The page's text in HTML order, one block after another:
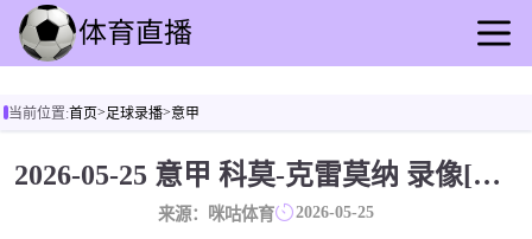
足球直播
当前位置:首页>足球录播>意甲
2026-05-25 意甲 科莫-克雷莫纳 录像[咪咕体育]
来源：咪咕体育 2026-05-25